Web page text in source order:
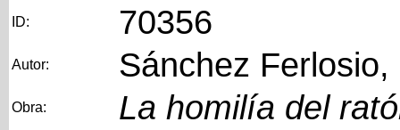
ID: 70356
Autor: Sánchez Ferlosio,
Obra: La homilía del